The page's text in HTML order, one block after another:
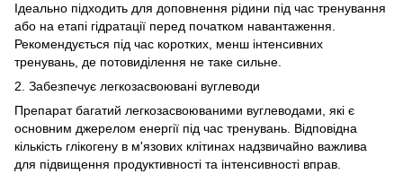
Ідеально підходить для доповнення рідини під час тренування
або на етапі гідратації перед початком навантаження.
Рекомендується під час коротких, менш інтенсивних
тренувань, де потовиділення не таке сильне.
2. Забезпечує легкозасвоювані вуглеводи
Препарат багатий легкозасвоюваними вуглеводами, які є
основним джерелом енергії під час тренувань. Відповідна
кількість глікогену в м'язових клітинах надзвичайно важлива
для підвищення продуктивності та інтенсивності вправ.